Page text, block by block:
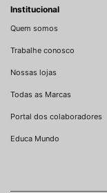
Institucional
Quem somos
Trabalhe conosco
Nossas lojas
Todas as Marcas
Portal dos colaboradores
Educa Mundo